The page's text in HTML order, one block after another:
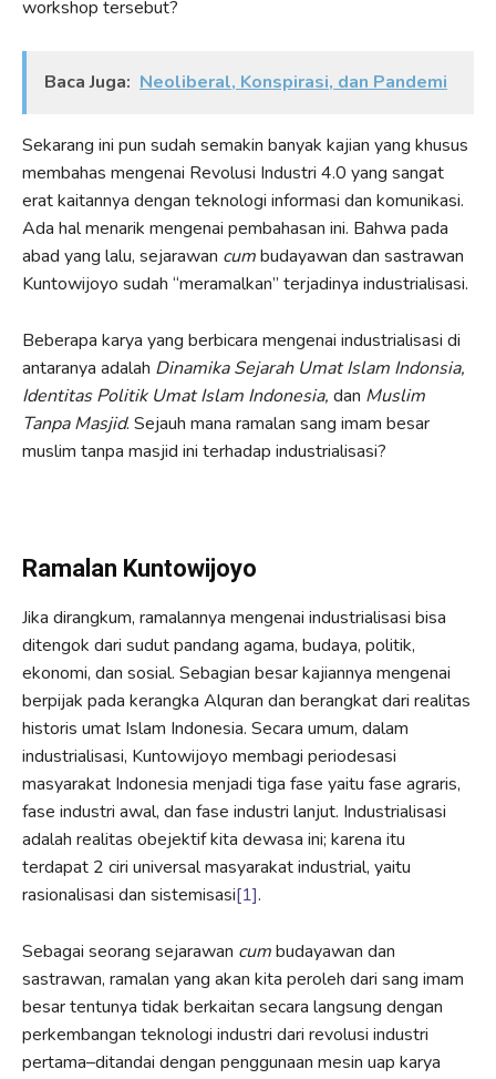
workshop tersebut?
Baca Juga: Neoliberal, Konspirasi, dan Pandemi
Sekarang ini pun sudah semakin banyak kajian yang khusus
membahas mengenai Revolusi Industri 4.0 yang sangat
erat kaitannya dengan teknologi informasi dan komunikasi.
Ada hal menarik mengenai pembahasan ini. Bahwa pada
abad yang lalu, sejarawan cumbudayawan dan sastrawan
Kuntowijoyo sudah “meramalkan” terjadinya industrialisasi.
Beberapa karya yang berbicara mengenai industrialisasi di
antaranya adalah Dinamika Sejarah Umat Islam Indonsia,
Identitas Politik Umat Islam Indonesia, dan Muslim
Tanpa Masjid. Sejauh mana ramalan sang imam besar
muslim tanpa masjid ini terhadap industrialisasi?
Ramalan Kuntowijoyo
Jika dirangkum, ramalannya mengenai industrialisasi bisa
ditengok dari sudut pandang agama, budaya, politik,
ekonomi, dan sosial. Sebagian besar kajiannya mengenai
berpijak pada kerangka Alquran dan berangkat dari realitas
historis umat Islam Indonesia. Secara umum, dalam
industrialisasi, Kuntowijoyo membagi periodesasi
masyarakat Indonesia menjadi tiga fase yaitu fase agraris,
fase industri awal, dan fase industri lanjut. Industrialisasi
adalah realitas obejektif kita dewasa ini; karena itu
terdapat 2 ciri universal masyarakat industrial, yaitu
rasionalisasi dan sistemisasi[1].
Sebagai seorang sejarawan cumbudayawan dan
sastrawan, ramalan yang akan kita peroleh dari sang imam
besar tentunya tidak berkaitan secara langsung dengan
perkembangan teknologi industri dari revolusi industri
pertama–ditandai dengan penggunaan mesin uap karya